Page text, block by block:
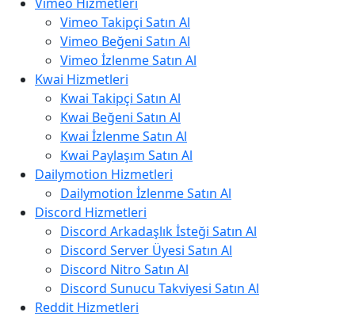
Vimeo Takipçi Satın Al
Vimeo Beğeni Satın Al
Vimeo İzlenme Satın Al
Kwai Hizmetleri
Kwai Takipçi Satın Al
Kwai Beğeni Satın Al
Kwai İzlenme Satın Al
Kwai Paylaşım Satın Al
Dailymotion Hizmetleri
Dailymotion İzlenme Satın Al
Discord Hizmetleri
Discord Arkadaşlık İsteği Satın Al
Discord Server Üyesi Satın Al
Discord Nitro Satın Al
Discord Sunucu Takviyesi Satın Al
Reddit Hizmetleri